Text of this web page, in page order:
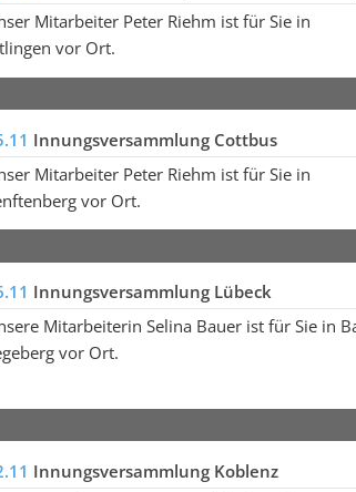
Mitarbeiter Peter Riehm ist für Sie in
vor Ort.
Innungsversammlung Cottbus
Mitarbeiter Peter Riehm ist für Sie in
vor Ort.
Innungsversammlung Lübeck
Mitarbeiterin Selina Bauer ist für Sie in
vor Ort.
Innungsversammlung Koblenz